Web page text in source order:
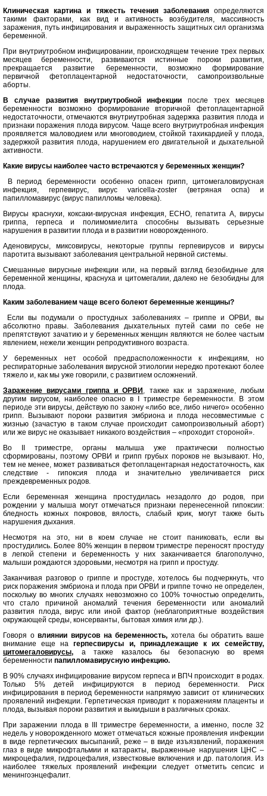
Клиническая картина и тяжесть течения заболеванияопределяются
такими факторами, как вид и активность возбудителя, массивность
заражения, путь инфицирования и выраженность защитных сил организма
беременной.
При внутриутробном инфицировании, происходящем течение трех первых
месяцев беременности, развиваются истинные пороки развития,
прекращается развитие беременности, возможно формирование
первичной фетоплацентарной недостаточности, самопроизвольные
аборты.
В случае развития внутриутробной инфекции после трех месяцев
беременности возможно формирование вторичной фетоплацентарной
недостаточности, отмечаются внутриутробная задержка развития плода и
признаки поражения плода вирусом. Чаще всего внутриутробная инфекция
проявляется маловодием или многоводием, стойкой тахикардией у плода,
задержкой развития плода, нарушением его двигательной и дыхательной
активности.
Какие вирусы наиболее часто встречаются у беременных женщин?
В период беременности особенно опасен грипп, цитомегаловирусная
инфекция, герпевирус, вирус varicella-zoster (ветряная оспа) и
папилломавирус (вирус папилломы человека).
Вирусы краснухи, коксаки-вирусная инфекция, ECHO, гепатита А, вирусы
гриппа, герпеса и полимомиелита способны вызывать серьезные
нарушения в развитии плода и в развитии новорожденного.
Аденовирусы, миксовирусы, некоторые группы герпевирусов и вирусы
паротита вызывают заболевания центральной нервной системы.
Смешанные вирусные инфекции или, на первый взгляд безобидные для
беременной женщины, краснуха и цитомегалии, далеко не безобидны для
плода.
Каким заболеванием чаще всего болеют беременные женщины?
Если вы подумали о простудных заболеваниях – гриппе и ОРВИ, вы
абсолютно правы. Заболевания дыхательных путей сами по себе не
препятствуют зачатию и у беременных женщин являются не более частым
явлением, нежели женщин репродуктивного возраста.
У беременных нет особой предрасположенности к инфекциям, но
респираторные заболевания вирусной этиологии нередко протекают более
тяжело и, как мы уже говорили, с развитием осложнений.
Заражение вирусами гриппа и ОРВИ , также как и заражение, любым
другим вирусом, наиболее опасно в I триместре беременности. В этом
периоде эти вирусы, действую по закону «либо все, либо ничего» особенно
грипп. Вызывают пороки развития эмбриона и плода несовместимые с
жизнью (зачастую в таком случае происходит самопроизвольный аборт)
или же вирус не оказывает никакого воздействия – «проходит стороной».
Во II триместре, органы малыша уже практически полностью
сформированы, поэтому ОРВИ и грипп грубых пороков не вызывают. Но,
тем не менее, может развиваться фетоплацентарная недостаточность, как
следствие - гипоксия плода и значительно увеличивается риск
преждевременных родов.
Если беременная женщина простудилась незадолго до родов, при
рождении у малыша могут отмечаться признаки перенесенной гипоксии:
бледность кожных покровов, вялость, слабый крик, могут также быть
нарушения дыхания.
Несмотря на это, ни в коем случае не стоит паниковать, если вы
простудились. Более 80% женщин в первом триместре переносят простуду
в легкой степени и беременность у них заканчивается благополучно,
малыши рождаются здоровыми, несмотря на грипп и простуду.
Заканчивая разговор о гриппе и простуде, хотелось бы подчеркнуть, что
риск поражения эмбриона и плода при ОРВИ и гриппе точно не определен,
поскольку во многих случаях невозможно со 100% точностью определить,
что стало причиной аномалий течения беременности или аномалий
развития плода, вирус или иной фактор (неблагоприятные воздействия
окружающей среды, консерванты, бытовая химия или др.).
Говоря овлиянии вирусов на беременность, хотела бы обратить ваше
внимание еще на герпеcвирусы и, принадлежащие к их семейству,
цитомегаловирусы, а также казалось бы безопасную во время
беременности папилломавирусную инфекцию.
В 90% случаях инфицирование вирусом герпеса и ВПЧ происходит в родах.
Только 5% детей инфицируются в период беременности. Риск
инфицирования в период беременности напрямую зависит от клинических
проявлений инфекции. Герпетическая приводит к поражениям плаценты и
плода, вызывая пороки развития и выкидыши в различных сроках.
При заражении плода в III триместре беременности, а именно, после 32
недель у новорожденного может отмечаться кожные проявления инфекции
в виде герпетических высыпаний, реже – в виде изъязвлений, поражения
глаз в виде микрофтальмии и катаракты, выраженные нарушения ЦНС –
микроцефалия, гидроцефалия, известковые включения и др. патология. Из
наиболее тяжелых проявлений инфекции следует отметить сепсис и
менингоэнцефалит.